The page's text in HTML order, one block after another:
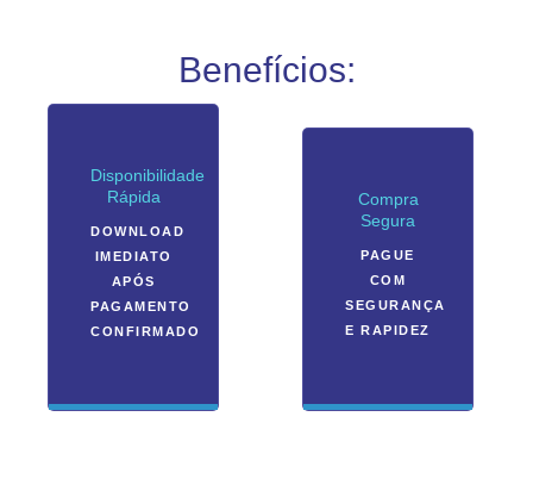
Benefícios:
Disponibilidade
Rápida
DOWNLOAD
IMEDIATO
APÓS
PAGAMENTO
CONFIRMADO
Compra
Segura
PAGUE
COM
SEGURANÇA
E RAPIDEZ